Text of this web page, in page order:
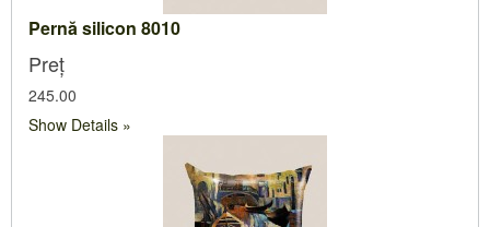
Pernă silicon 8010
Preț
245.00
Show Details